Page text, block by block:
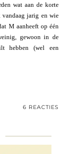
wat aan de korte
jarig en wie
M aanheeft op één
gewoon in de
hebben (wel een
6 REACTIES